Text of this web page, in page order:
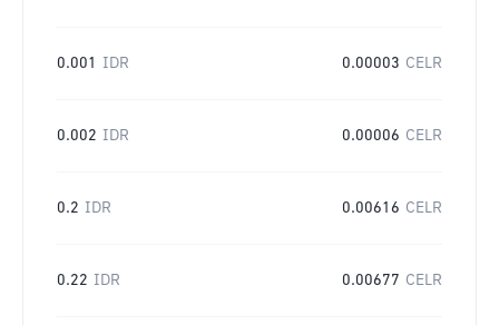
0.001 IDR 0.00003 CELR
0.002 IDR 0.00006 CELR
0.2 IDR 0.00616 CELR
0.22 IDR 0.00677 CELR